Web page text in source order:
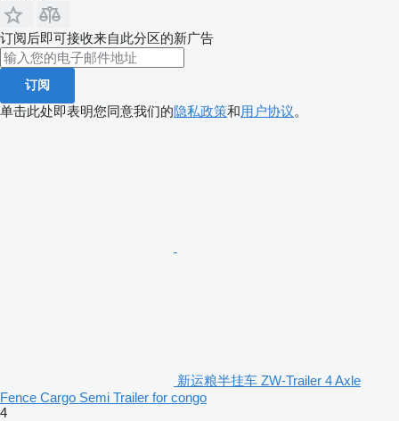
订阅后即可接收来自此分区的新广告
订阅
单击此处即表明您同意我们的隐私政策和用户协议。
新运粮半挂车 ZW-Trailer 4 Axle
Fence Cargo Semi Trailer for congo
4